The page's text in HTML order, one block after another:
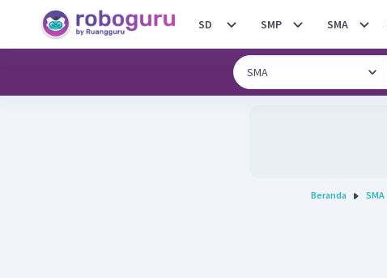
SD SMP SMA
Beranda SMA